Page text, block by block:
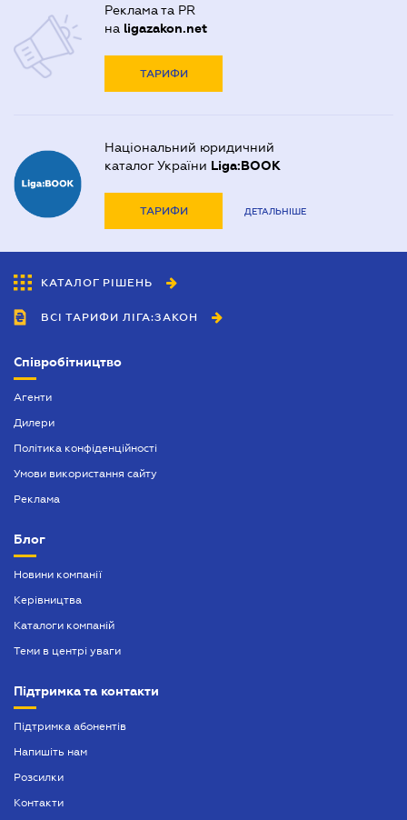
Реклама та PR
на ligazakon.net
ТАРИФИ
Національний юридичний
каталог України Liga:BOOK
ТАРИФИ ДЕТАЛЬНІШЕ
КАТАЛОГ РІШЕНЬ
ВСІ ТАРИФИ ЛІГА:ЗАКОН
Співробітництво
Агенти
Дилери
Політика конфіденційності
Умови використання сайту
Реклама
Блог
Новини компанії
Керівництва
Каталоги компаній
Теми в центрі уваги
Підтримка та контакти
Підтримка абонентів
Напишіть нам
Розсилки
Контакти